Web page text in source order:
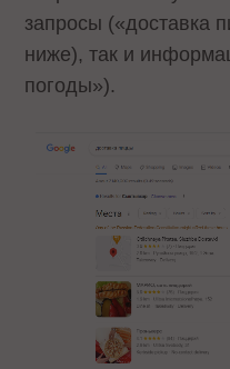
запросы («доставка
ниже), так и
погоды»).